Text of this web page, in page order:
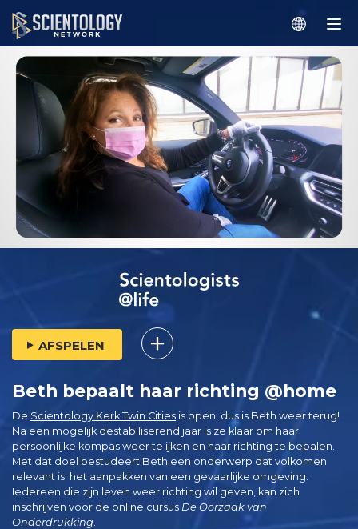
AFSPELEN
Beth bepaalt haar richting @home
De Scientology Kerk Twin Cities is open, dus is Beth weer terug!
Na een mogelijk destabiliserend jaar is ze klaar om haar
persoonlijke kompas weer te ijken en haar richting te bepalen.
Met dat doel bestudeert Beth een onderwerp dat volkomen
relevant is: het aanpakken van een gevaarlijke omgeving.
Iedereen die zijn leven weer richting wil geven, kan zich
inschrijven voor de online cursus De Oorzaak van
Onderdrukking